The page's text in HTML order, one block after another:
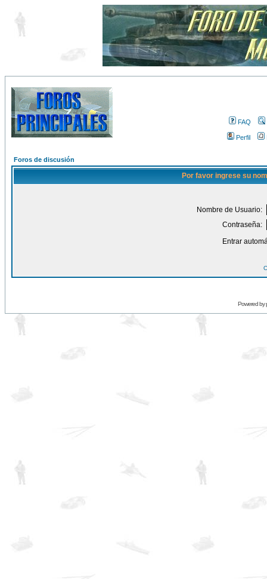
FAQ
Perfil
Foros de discusión
Por favor ingrese su
Nombre de Usuario:
Contraseña:
Entrar
Powered by